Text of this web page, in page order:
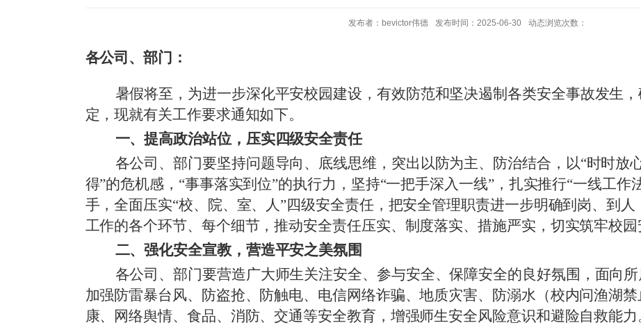
发布者：bevictor伟德 发布时间：2025-06-30 动态浏览次数：
各公司、部门：
暑假将至，为进一步深化平安校园建设，有效防范和坚决遏制各类安全事故发生
定，现就有关工作要求通知如下。
一、提高政治站位，压实四级安全责任
各公司、部门要坚持问题导向、底线思维，突出以防为主、防治结合，以“时时放
得”的危机感，“事事落实到位”的执行力，坚持“一把手深入一线”，扎实推行“一线工作
手，全面压实“校、院、室、人”四级安全责任，把安全管理职责进一步明确到岗、到
工作的各个环节、每个细节，推动安全责任压实、制度落实、措施严实，切实筑牢校园
二、强化安全宣教，营造平安之美氛围
各公司、部门要营造广大师生关注安全、参与安全、保障安全的良好氛围，面向
加强防雷暴台风、防盗抢、防触电、电信网络诈骗、地质灾害、防溺水（校内问渔湖
康、网络舆情、食品、消防、交通等安全教育，增强师生安全风险意识和避险自救能